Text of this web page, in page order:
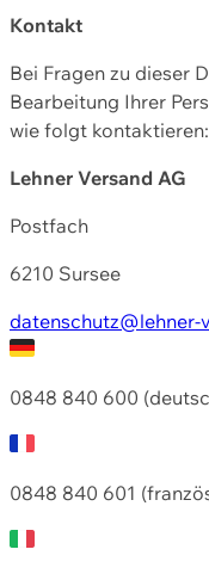
Kontakt
Bei Fragen zu dieser
Bearbeitung Ihrer
wie folgt kontaktieren:
Lehner Versand AG
Postfach
6210 Sursee
datenschutz@lehner-
0848 840 600
0848 840 601